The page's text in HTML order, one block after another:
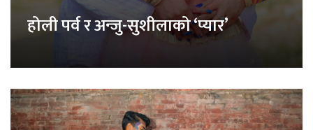
होली पर्व र अन्जु-सुशीलाको ‘प्यार’